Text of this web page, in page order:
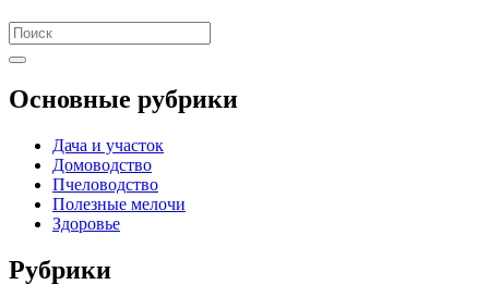
Search
for:
Основные рубрики
Дача и участок
Домоводство
Пчеловодство
Полезные мелочи
Здоровье
Рубрики